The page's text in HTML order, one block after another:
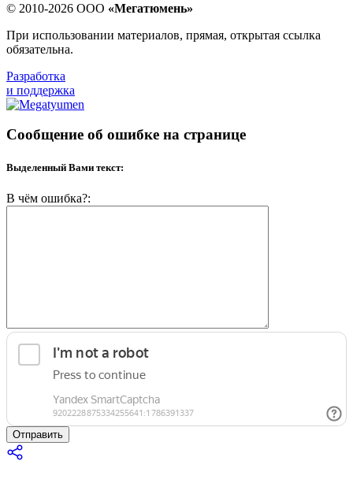
© 2010-2026 ООО «Мегатюмень»
При использовании материалов, прямая, открытая ссылка
обязательна.
Разработка
и поддержка
Сообщение об ошибке на странице
Выделенный Вами текст:
В чём ошибка?:
Отправить